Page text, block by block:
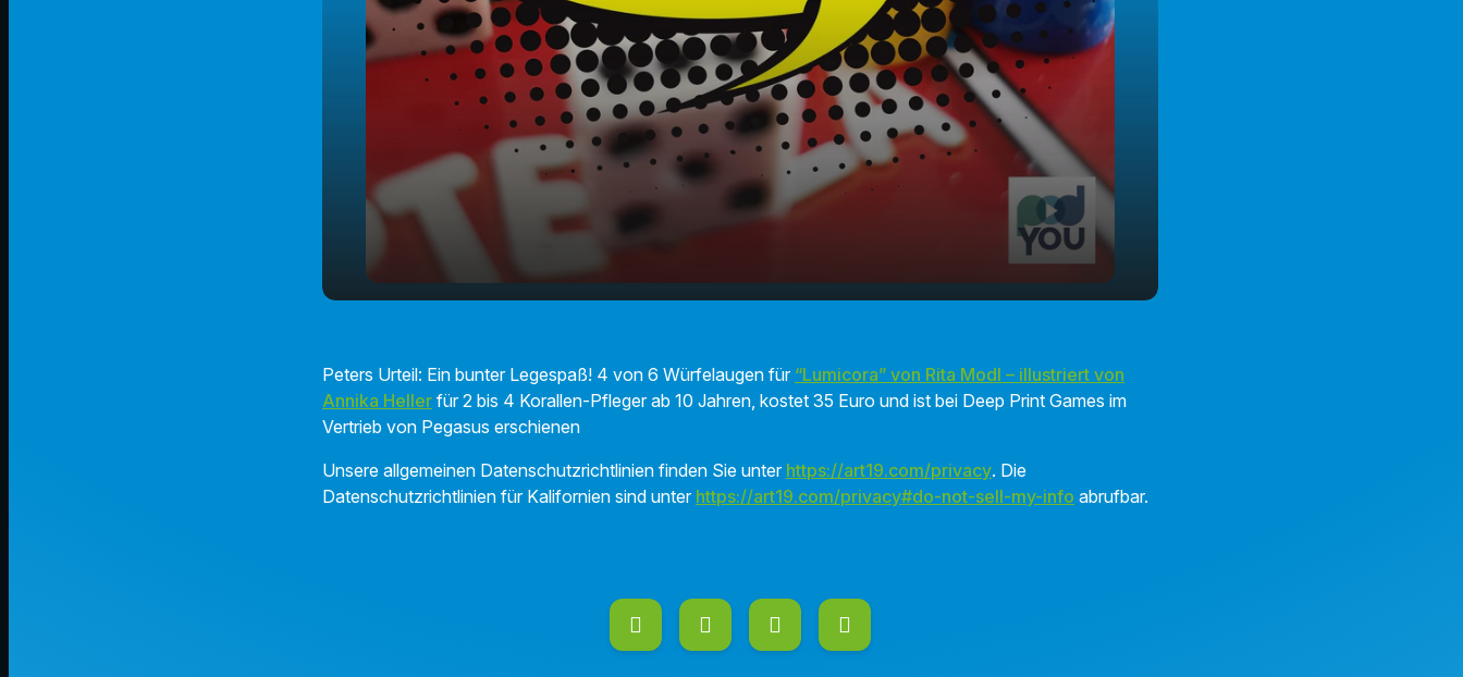
Peters Urteil: Ein bunter Legespaß! 4 von 6 Würfelaugen für “Lumicora” von Rita Modl – illustriert von
Annika Heller für 2 bis 4 Korallen-Pfleger ab 10 Jahren, kostet 35 Euro und ist bei Deep Print Games im
Vertrieb von Pegasus erschienen
Unsere allgemeinen Datenschutzrichtlinien finden Sie unter https://art19.com/privacy. Die
Datenschutzrichtlinien für Kalifornien sind unter https://art19.com/privacy#do-not-sell-my-info abrufbar.